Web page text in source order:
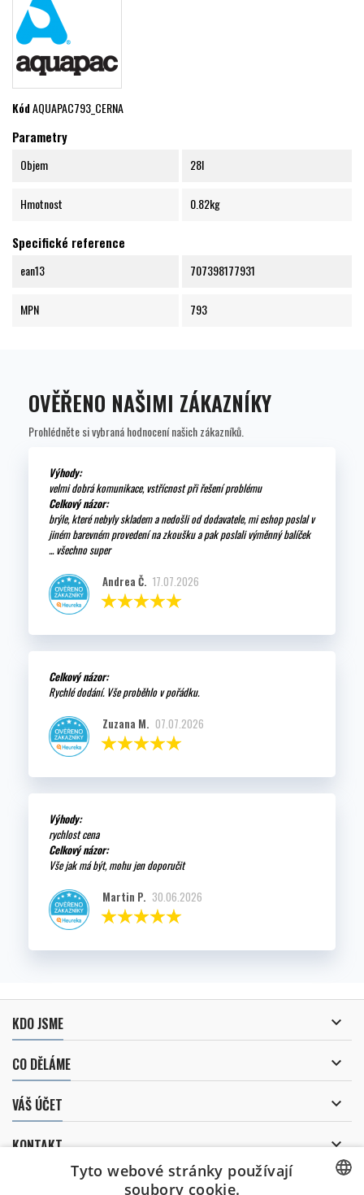
KódAQUAPAC793_CERNA
Parametry
Objem 28l
Hmotnost 0.82kg
Specifické reference
ean13 707398177931
MPN 793
OVĚŘENO NAŠIMI ZÁKAZNÍKY
Prohlédněte si vybraná hodnocení našich zákazníků.
Výhody:
velmi dobrá komunikace, vstřícnost při řešení problému
Celkový názor:
brýle, které nebyly skladem a nedošli od dodavatele, mi eshop poslal v
jiném barevném provedení na zkoušku a pak poslali výměnný balíček
... všechno super
Andrea Č. 17.07.2026
Celkový názor:
Rychlé dodání. Vše proběhlo v pořádku.
Zuzana M. 07.07.2026
Výhody:
rychlost cena
Celkový názor:
Vše jak má být, mohu jen doporučit
Martin P. 30.06.2026
KDO JSME 
CO DĚLÁME 
VÁŠ ÚČET 
KONTAKT 
ODBĚR NOVINEK
Tyto webové stránky používají
soubory cookie.